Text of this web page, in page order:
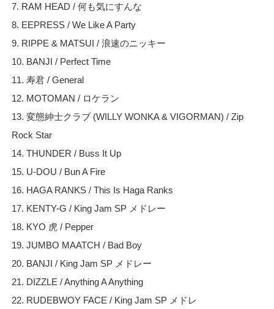
7. RAM HEAD / 何も気にすんな
8. EEPRESS / We Like A Party
9. RIPPE & MATSUI / 浪速のニッキー
10. BANJI / Perfect Time
11. 寿君 / General
12. MOTOMAN / ロケラン
13. 変態紳士クラブ (WILLY WONKA & VIGORMAN) / Zip
Rock Star
14. THUNDER / Buss It Up
15. U-DOU / Bun A Fire
16. HAGA RANKS / This Is Haga Ranks
17. KENTY-G / King Jam SP メドレー
18. KYO 虎 / Pepper
19. JUMBO MAATCH / Bad Boy
20. BANJI / King Jam SP メドレー
21. DIZZLE / Anything A Anything
22. RUDEBWOY FACE / King Jam SP メドレ